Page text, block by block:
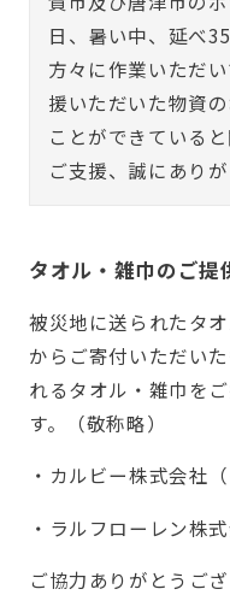
日、暑い中、延べ
方々に作業いただ
援いただいた物資
ことができている
ご支援、誠にあり
タオル・雑巾のご提
被災地に送られたタ
からご寄付いただい
れるタオル・雑巾を
す。（敬称略）
・カルビー株式会社
・ラルフローレン株
ご協力ありがとうござ